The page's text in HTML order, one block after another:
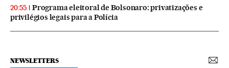
20:55
Programa eleitoral de Bolsonaro: privatizações e
privilégios legais para a Polícia
NEWSLETTERS